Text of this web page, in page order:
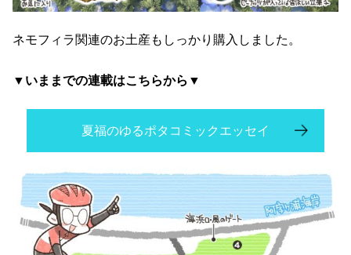
ネモフィラ関連のお土産もしっかり購入しました。
▼いままでの連載はこちらから▼
夏福のゆるポタコミックエッセイ